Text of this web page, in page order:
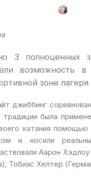
3 полноценных
возможность
зоне лагеря
джиббинг
была
катания
и носили
Аарон
Тобиас Хелтер